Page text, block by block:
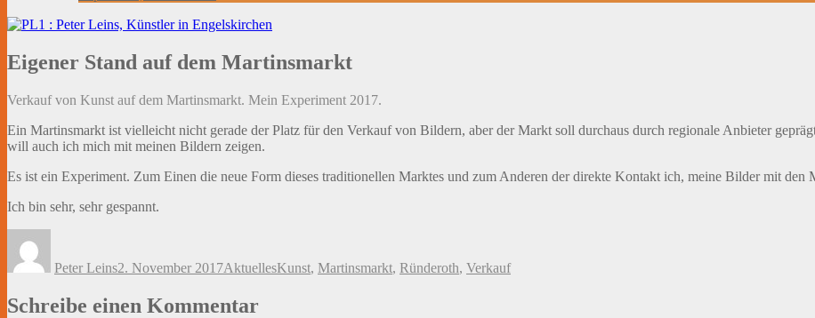
Eigener Stand auf dem Martinsmarkt
Verkauf von Kunst auf dem Martinsmarkt. Mein Experiment 2017.
Ein Martinsmarkt ist vielleicht nicht gerade der Platz für den Verkauf von Bildern, aber der Markt soll durchaus durch regionale Anbieter
will auch ich mich mit meinen Bildern zeigen.
Es ist ein Experiment. Zum Einen die neue Form dieses traditionellen Marktes und zum Anderen der direkte Kontakt ich, meine Bilder mit den
Ich bin sehr, sehr gespannt.
Peter Leins2. November 2017AktuellesKunst, Martinsmarkt, Ründeroth, Verkauf
Schreibe einen Kommentar